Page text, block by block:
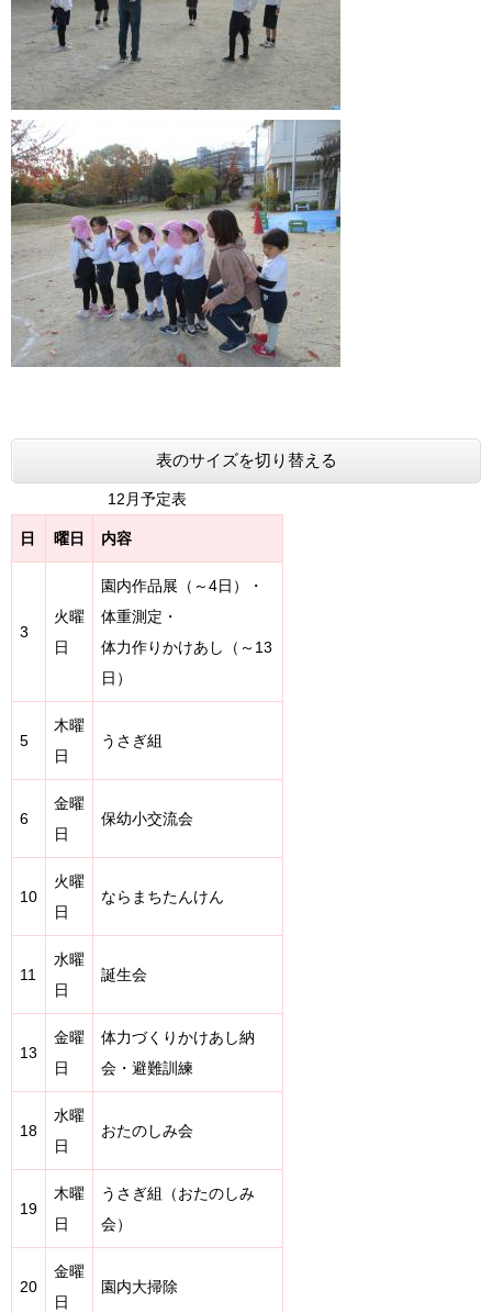
表のサイズを切り替える
12月予定表
日 曜日 内容
3
火曜
日
園内作品展（～4日）・
体重測定・
体力作りかけあし（～13
日）
5
木曜
日
うさぎ組
6
金曜
日
保幼小交流会
10
火曜
日
ならまちたんけん
11
水曜
日
誕生会
13
金曜
日
体力づくりかけあし納
会・避難訓練
18
水曜
日
おたのしみ会
19
木曜
日
うさぎ組（おたのしみ
会）
20
金曜
日
園内大掃除